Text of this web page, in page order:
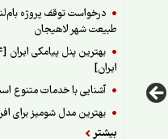
درخواست توقف پروژه
طبیعت شهر لاهیجان
ایران]
آشنایی با خدمات متنوع
بهترین مدل شومیز برای افراد چاق؛ 10
بیشتر